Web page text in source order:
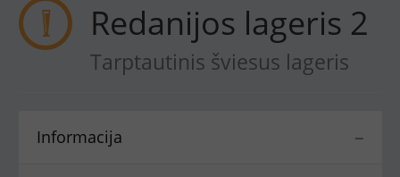
Redanijos lageris 2
Tarptautinis šviesus lageris
−
Informacija